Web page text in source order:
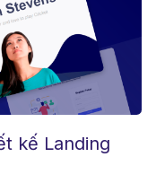
kế Landing